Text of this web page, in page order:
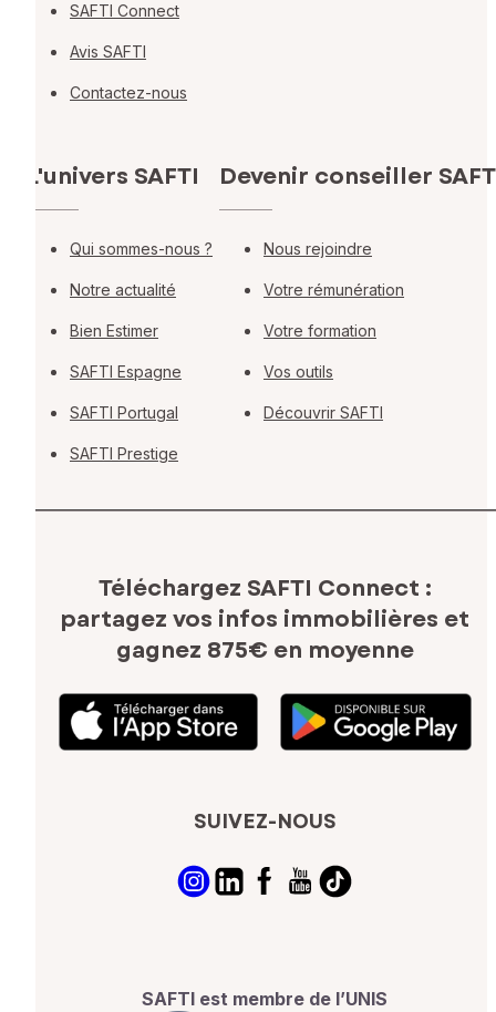
SAFTI Connect
Avis SAFTI
Contactez-nous
L'univers SAFTI
Qui sommes-nous ?
Notre actualité
Bien Estimer
SAFTI Espagne
SAFTI Portugal
SAFTI Prestige
Devenir conseiller
Nous rejoindre
Votre rémunération
Votre formation
Vos outils
Découvrir SAFTI
Téléchargez SAFTI Connect :
partagez vos infos immobilières et
gagnez 875€ en moyenne
SUIVEZ-NOUS
SAFTI est membre de l’UNIS